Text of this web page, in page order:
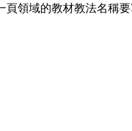
頁領域的教材教法名稱